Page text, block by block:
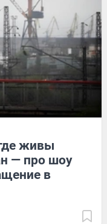
живы
— про шоу
в